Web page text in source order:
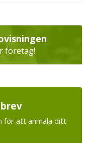
företag!
för att anmäla ditt